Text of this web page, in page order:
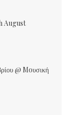
August
@ Moυσική